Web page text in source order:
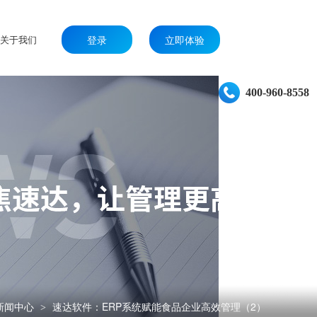
关于我们 登录 立即体验
400-960-8558
闻中心 > 速达软件：ERP系统赋能食品企业高效管理（2）